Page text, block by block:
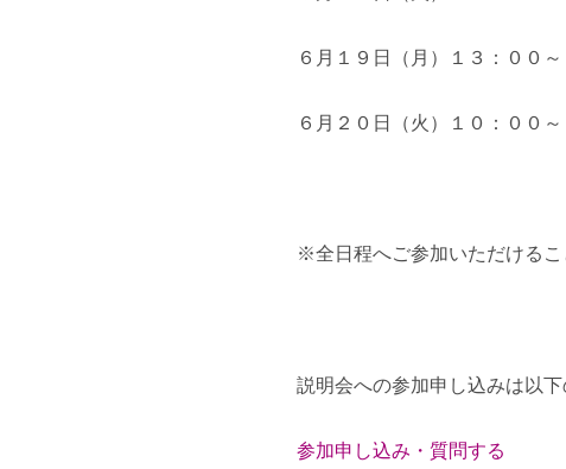
６月１９日（月）１３：００
６月２０日（火）１０：００
※全日程へご参加いただけるこ
説明会への参加申し込みは以
参加申し込み・質問する